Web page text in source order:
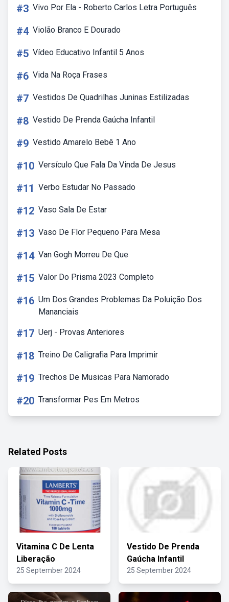
#3 Vivo Por Ela - Roberto Carlos Letra Português
#4 Violão Branco E Dourado
#5 Vídeo Educativo Infantil 5 Anos
#6 Vida Na Roça Frases
#7 Vestidos De Quadrilhas Juninas Estilizadas
#8 Vestido De Prenda Gaúcha Infantil
#9 Vestido Amarelo Bebê 1 Ano
#10 Versículo Que Fala Da Vinda De Jesus
#11 Verbo Estudar No Passado
#12 Vaso Sala De Estar
#13 Vaso De Flor Pequeno Para Mesa
#14 Van Gogh Morreu De Que
#15 Valor Do Prisma 2023 Completo
#16 Um Dos Grandes Problemas Da Poluição Dos
Mananciais
#17 Uerj - Provas Anteriores
#18 Treino De Caligrafia Para Imprimir
#19 Trechos De Musicas Para Namorado
#20 Transformar Pes Em Metros
Related Posts
Vitamina C De Lenta
Liberação
25 September 2024
Vestido De Prenda
Gaúcha Infantil
25 September 2024